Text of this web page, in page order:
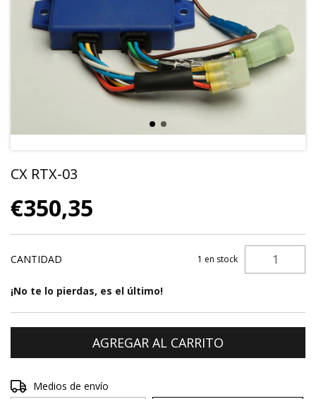
CX RTX-03
€350,35
CANTIDAD 1 en stock
¡No te lo pierdas, es el último!
Entregas para el CP:
Medios de envío